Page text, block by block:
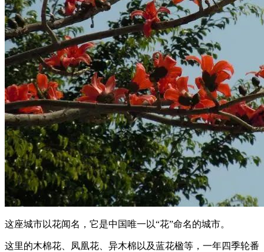
这座城市以花闻名，它是中国唯一以“花”命名的城市。
这里的木棉花、凤凰花、异木棉以及蓝花楹等，一年四季轮番